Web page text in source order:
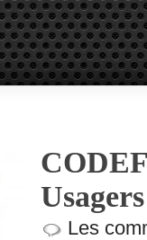
Les